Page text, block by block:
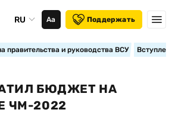
RU Аа Поддержать
правительства и руководства ВСУ
БЮДЖЕТ НА
ЧМ-2022